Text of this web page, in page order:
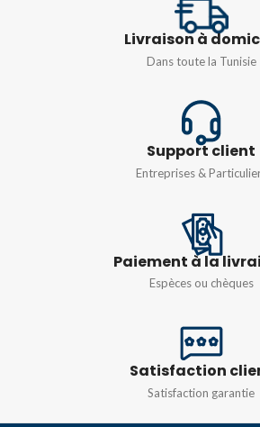
4,6-50 W
Lumière du jour fraîche
830
Blanc
FLUX
(EN LM)
410 lm
Livraison à
Dans toute la Tunisie
Support client
Entreprises &
Paiement à la
Espèces ou chèques
Satisfaction
Satisfaction garantie